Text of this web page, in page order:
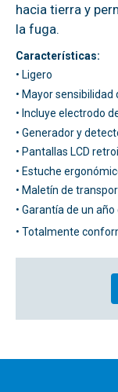
hacia tierra y
la fuga.
Características:
• Ligero
• Mayor
• Incluye electrodo
• Generador y
• Pantallas LCD
• Estuche
• Maletín de
• Garantía de un
• Totalmente